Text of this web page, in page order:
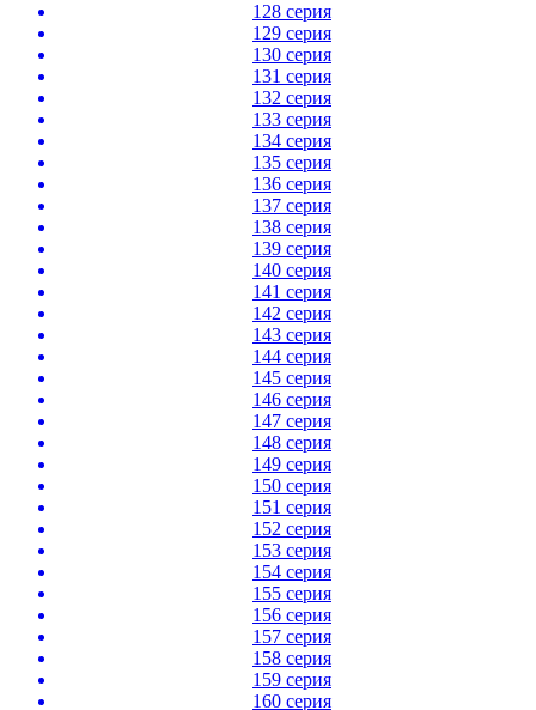
128 серия
129 серия
130 серия
131 серия
132 серия
133 серия
134 серия
135 серия
136 серия
137 серия
138 серия
139 серия
140 серия
141 серия
142 серия
143 серия
144 серия
145 серия
146 серия
147 серия
148 серия
149 серия
150 серия
151 серия
152 серия
153 серия
154 серия
155 серия
156 серия
157 серия
158 серия
159 серия
160 серия